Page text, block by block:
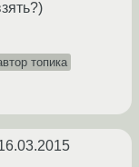
топика